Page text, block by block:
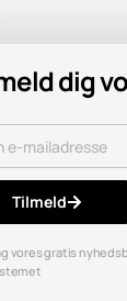
dig
Tilmeld
vores gratis